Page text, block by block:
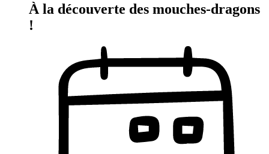
À la découverte des mouches-dragons
!